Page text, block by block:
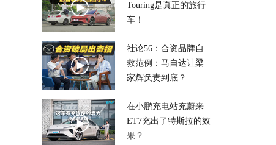
Touring是真正的旅行
车！
社论56：合资品牌自
救范例：马自达让梁
家辉负责到底？
在小鹏充电站充蔚来
ET7充出了特斯拉的效
果？